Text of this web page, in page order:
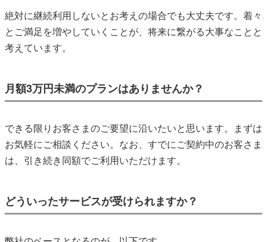
絶対に継続利用しないとお考えの場合でも大丈夫です。着々
とご満足を増やしていくことが、将来に繋がる大事なことと
考えています。
月額3万円未満のプランはありませんか？
できる限りお客さまのご要望に沿いたいと思います。まずは
お気軽にご相談ください。なお、すでにご契約中のお客さま
は、引き続き同額でご利用いただけます。
どういったサービスが受けられますか？